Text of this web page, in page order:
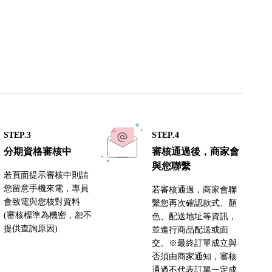
STEP.3
分期資格審核中
若頁面提示審核中則請
您留意手機來電，專員
會致電與您核對資料
(審核標準為機密，恕不
提供查詢原因)
STEP.4
審核通過後，商家會
與您聯繫
若審核通過，商家會聯
繫您再次確認款式、顏
色、配送地址等資訊，
並進行商品配送或面
交。※最終訂單成立與
否須由商家通知，審核
通過不代表訂單一定成